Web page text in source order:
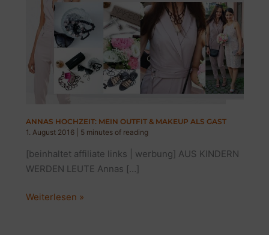
ANNAS HOCHZEIT: MEIN OUTFIT & MAKEUP ALS GAST
1. August 2016
5 minutes of reading
[beinhaltet affiliate links | werbung] AUS KINDERN
WERDEN LEUTE Annas […]
ANNAS
Weiterlesen »